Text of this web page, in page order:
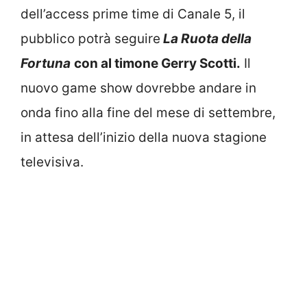
dell’access prime time di Canale 5, il
pubblico potrà seguire La Ruota della
Fortuna con al timone Gerry Scotti. Il
nuovo game show dovrebbe andare in
onda fino alla fine del mese di settembre,
in attesa dell’inizio della nuova stagione
televisiva.